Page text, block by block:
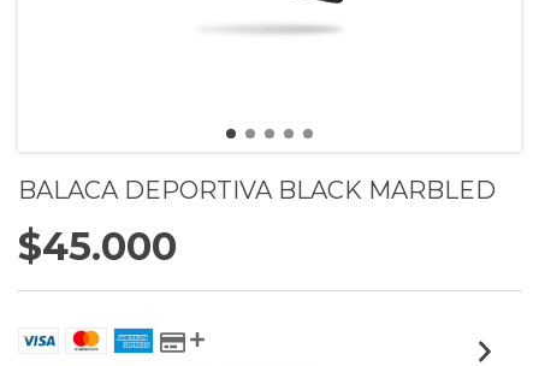
BALACA DEPORTIVA BLACK MARBLED
$45.000